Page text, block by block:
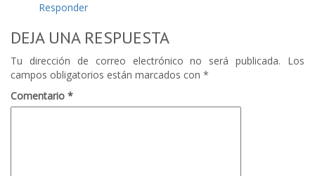
Responder
DEJA UNA RESPUESTA
Tu dirección de correo electrónico no será publicada.
Los
campos obligatorios están marcados con *
Comentario *